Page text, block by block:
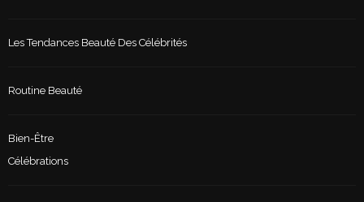
Les Tendances Beauté Des Célébrités
Routine Beauté
Bien-Être
Célébrations